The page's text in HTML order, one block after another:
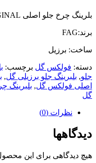
بلرینگ چرخ جلو اصلی ORGINAL برزیلی فولکس واگن گل
برند:FAG
ساخت: برزیل
دسته: فولکس گل برچسب:
جلو, بلبرینگ جلو برزیلی گل,
اصلی فولکس گل, بلبرینگ
گل
نظرات (0)
دیدگاهها
هیچ دیدگاهی برای این